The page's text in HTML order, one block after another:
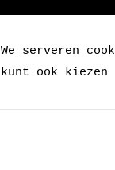
We serveren
kunt ook